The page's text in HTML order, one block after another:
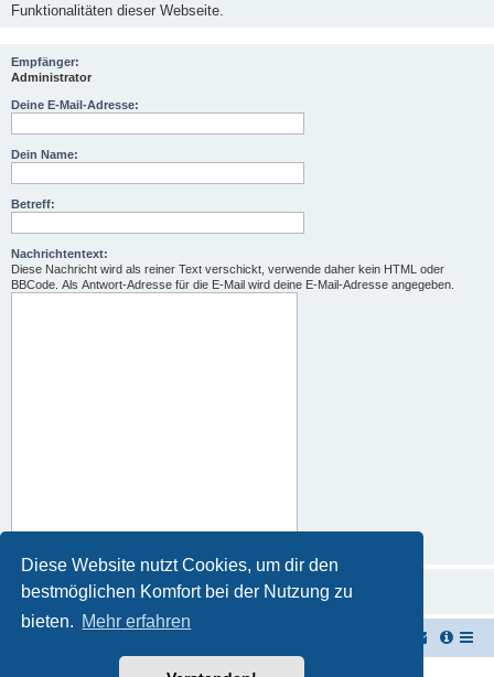
Diese Website nutzt Cookies, um dir den
bestmöglichen Komfort bei der Nutzung zu
bieten. Mehr erfahren
Funktionalitäten dieser Webseite.
Empfänger:
Administrator
Deine E-Mail-Adresse:
Dein Name:
Betreff:
Nachrichtentext:
Diese Nachricht wird als reiner Text verschickt, verwende daher kein HTML oder
BBCode. Als Antwort-Adresse für die E-Mail wird deine E-Mail-Adresse angegeben.